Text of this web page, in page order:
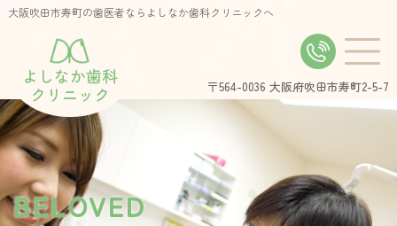
大阪吹田市寿町の歯医者ならよしなか歯科クリニックへ
よしなか歯科
クリニック
〒564-0036 大阪府吹田市寿町2-5-7
BELOVED